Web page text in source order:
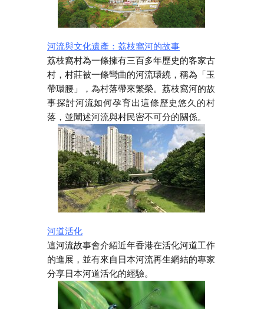
河流與文化遺產：荔枝窩河的故事
荔枝窩村為一條擁有三百多年歷史的客家古
村，村莊被一條彎曲的河流環繞，稱為「玉
帶環腰」，為村落帶來繁榮。荔枝窩河的故
事探討河流如何孕育出這條歷史悠久的村
落，並闡述河流與村民密不可分的關係。
河道活化
這河流故事會介紹近年香港在活化河道工作
的進展，並有來自日本河流再生網結的專家
分享日本河道活化的經驗。